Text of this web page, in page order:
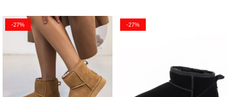
-27% -27%